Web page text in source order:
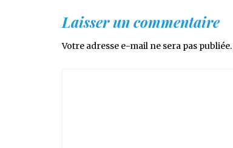
Laisser un commentaire
Votre adresse e-mail ne sera pas publiée.